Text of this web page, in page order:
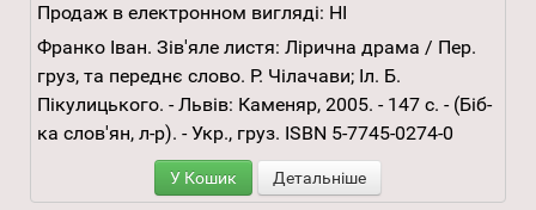
Продаж в електронном вигляді: НІ
Франко Іван. Зів'яле листя: Лірична драма / Пер.
груз, та переднє слово. Р. Чілачави; Іл. Б.
Пікулицького. - Львів: Каменяр, 2005. - 147 с. - (Біб-
ка слов'ян, л-р). - Укр., груз. ISBN 5-7745-0274-0
У Кошик Детальніше